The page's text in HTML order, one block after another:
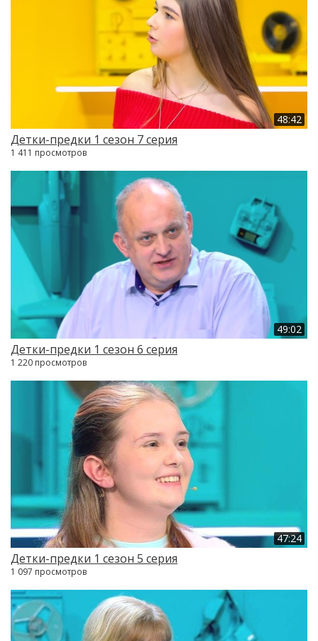
48:42
Детки-предки 1 сезон 7 серия
1 411 просмотров
49:02
Детки-предки 1 сезон 6 серия
1 220 просмотров
47:24
Детки-предки 1 сезон 5 серия
1 097 просмотров